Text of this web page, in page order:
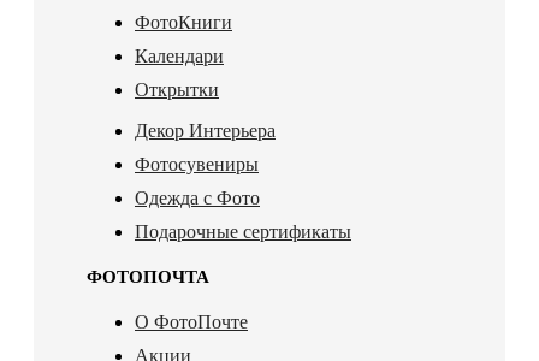
ФотоКниги
Календари
Открытки
Декор Интерьера
Фотосувениры
Одежда с Фото
Подарочные сертификаты
ФОТОПОЧТА
О ФотоПочте
Акции